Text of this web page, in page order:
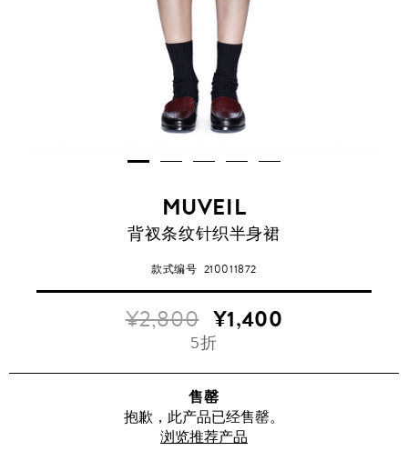
MUVEIL
背衩条纹针织半身裙
款式编号 210011872
¥2,800 ¥1,400
5折
售罄
抱歉，此产品已经售罄。
浏览推荐产品